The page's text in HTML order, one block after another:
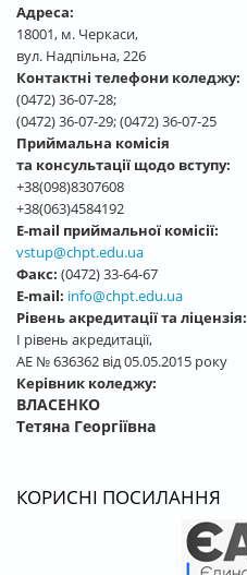
Адреса:
18001, м. Черкаси,
вул. Надпільна, 226
Контактні телефони коледжу:
(0472) 36-07-28;
(0472) 36-07-29; (0472) 36-07-25
Приймальна комісія
та консультації щодо вступу:
+38(098)8307608
+38(063)4584192
E-mail приймальної комісії:
vstup@chpt.edu.ua
Факс: (0472) 33-64-67
E-mail: info@chpt.edu.ua
Рівень акредитації та ліцензія:
І рівень акредитації,
АЕ № 636362 від 05.05.2015 року
Керівник коледжу:
ВЛАСЕНКО
Тетяна Георгіївна
КОРИСНІ ПОСИЛАННЯ